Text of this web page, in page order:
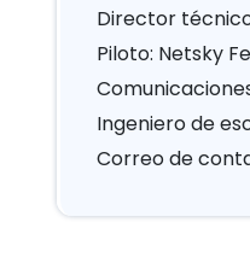
Director
Piloto: Netsky
Ingeniero de
Correo de